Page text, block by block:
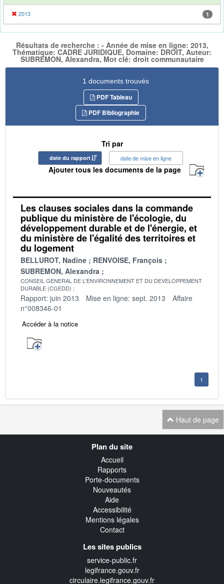
2013 1
Résultats de recherche : - Année de mise en ligne: 2013,
Thématique: CADRE JURIDIQUE, Domaine: DROIT, Auteur:
SUBREMON, Alexandra, Mot clé: droit communautaire
1 documents trouvés
PDF Tableau
PDF Bibliographie
Tri par
date du rapport date de mise en ligne
Ajouter tous les documents de la page
Les clauses sociales dans la commande
publique du ministère de l'écologie, du
développement durable et de l'énergie, et
du ministère de l'égalité des territoires et
du logement
BELLUROT, Nadine
RENVOISE, François
SUBREMON, Alexandra
CONSEIL GENERAL DE L'ENVIRONNEMENT ET DU DEVELOPPEMENT
DURABLE (CGEDD)
Rapport: juin 2013 Mise en ligne: sept. 2013
Affaire
n°008346-01
Accéder à la notice
1
Haut de page
Plan du site
Accueil
Rapports
Porte-documents
Nouveautés
Aide
Accessibilité
Mentions légales
Contact
Les sites publics
service-public.fr
legifrance.gouv.fr
circulaire.legifrance.gouv.fr